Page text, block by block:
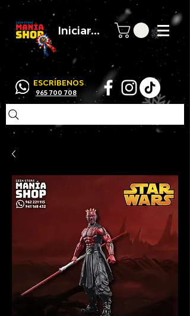
Iniciar sesión
ESCRÍBENOS
965 700 708